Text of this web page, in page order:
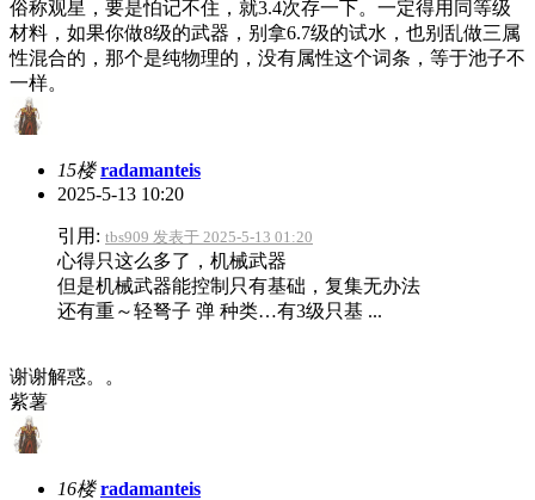
俗称观星，要是怕记不住，就3.4次存一下。一定得用同等级
材料，如果你做8级的武器，别拿6.7级的试水，也别乱做三属
性混合的，那个是纯物理的，没有属性这个词条，等于池子不
一样。
15楼 radamanteis
2025-5-13 10:20
引用: tbs909 发表于 2025-5-13 01:20
心得只这么多了，机械武器
但是机械武器能控制只有基础，复集无办法
还有重～轻弩子 弹 种类…有3级只基 ...
谢谢解惑。。
紫薯
16楼 radamanteis